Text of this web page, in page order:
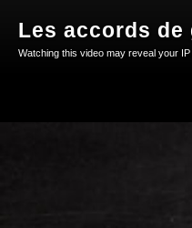
Watching this video may reveal your IP